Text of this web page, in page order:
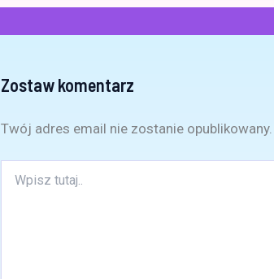
Zostaw komentarz
Twój adres email nie zostanie opublikowany.
tutaj..